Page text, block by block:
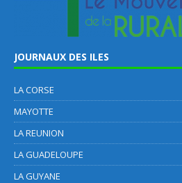
JOURNAUX DES ILES
LA CORSE
MAYOTTE
LA REUNION
LA GUADELOUPE
LA GUYANE